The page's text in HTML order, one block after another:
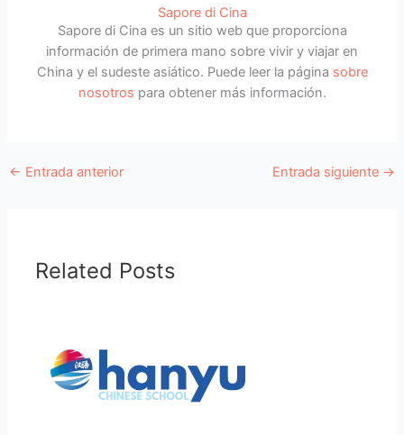
Sapore di Cina
Sapore di Cina es un sitio web que proporciona
información de primera mano sobre vivir y viajar en
China y el sudeste asiático. Puede leer la página sobre
nosotros para obtener más información.
← Entrada anterior Entrada siguiente →
Related Posts